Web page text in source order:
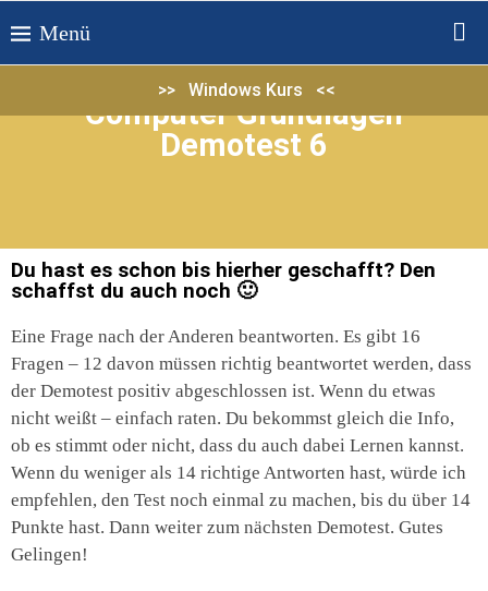
>> Windows Kurs <<
Computer Grundlagen
Demotest 6
Du hast es schon bis hierher geschafft? Den
schaffst du auch noch 🙂
Eine Frage nach der Anderen beantworten. Es gibt 16
Fragen – 12 davon müssen richtig beantwortet werden, dass
der Demotest positiv abgeschlossen ist. Wenn du etwas
nicht weißt – einfach raten. Du bekommst gleich die Info,
ob es stimmt oder nicht, dass du auch dabei Lernen kannst.
Wenn du weniger als 14 richtige Antworten hast, würde ich
empfehlen, den Test noch einmal zu machen, bis du über 14
Punkte hast. Dann weiter zum nächsten Demotest. Gutes
Gelingen!